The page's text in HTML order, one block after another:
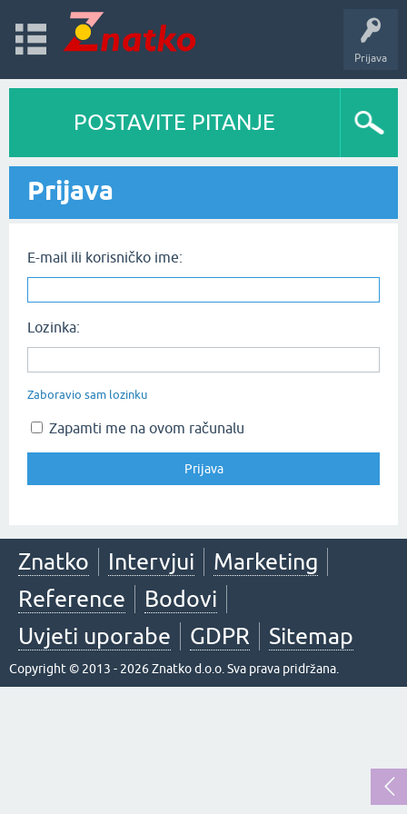
Prijava
POSTAVITE PITANJE
Prijava
E-mail ili korisničko ime:
Lozinka:
Zaboravio sam lozinku
Zapamti me na ovom računalu
Znatko Intervjui
Marketing
Reference
Bodovi
Uvjeti uporabe
GDPR Sitemap
Copyright © 2013 - 2026 Znatko d.o.o. Sva prava pridržana.